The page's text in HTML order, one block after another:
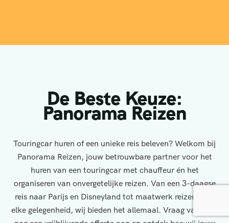
De Beste Keuze:
Panorama Reizen
Touringcar huren of een unieke reis beleven? Welkom bij
Panorama Reizen, jouw betrouwbare partner voor het
huren van een touringcar met chauffeur én het
organiseren van onvergetelijke reizen. Van een 3-daagse
reis naar Parijs en Disneyland tot maatwerk reizen voor
elke gelegenheid, wij bieden het allemaal. Vraag vandaag